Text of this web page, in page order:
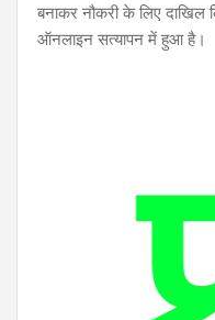
बनाकर नौकरी के लिए दाखिल
ऑनलाइन सत्यापन में हुआ है।